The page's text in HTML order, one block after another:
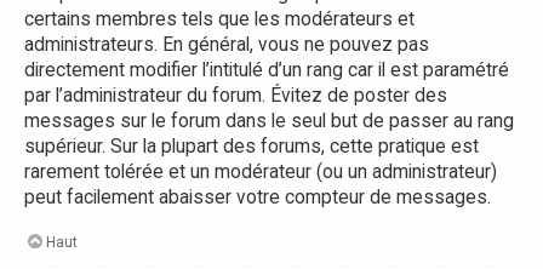
certains membres tels que les modérateurs et
administrateurs. En général, vous ne pouvez pas
directement modifier l’intitulé d’un rang car il est paramétré
par l’administrateur du forum. Évitez de poster des
messages sur le forum dans le seul but de passer au rang
supérieur. Sur la plupart des forums, cette pratique est
rarement tolérée et un modérateur (ou un administrateur)
peut facilement abaisser votre compteur de messages.
Haut